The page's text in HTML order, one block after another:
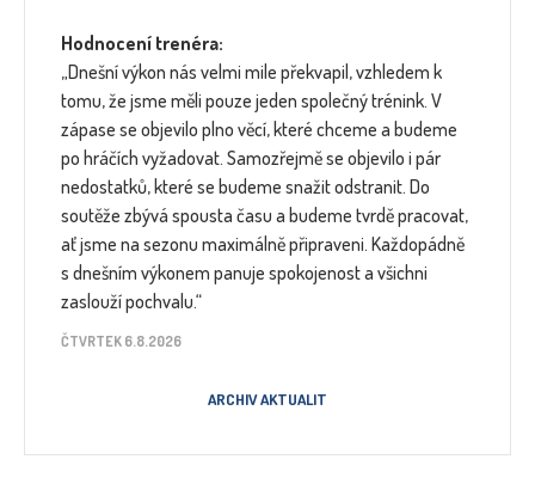
Hodnocení trenéra:
„Dnešní výkon nás velmi mile překvapil, vzhledem k
tomu, že jsme měli pouze jeden společný trénink. V
zápase se objevilo plno věcí, které chceme a budeme
po hráčích vyžadovat. Samozřejmě se objevilo i pár
nedostatků, které se budeme snažit odstranit. Do
soutěže zbývá spousta času a budeme tvrdě pracovat,
ať jsme na sezonu maximálně připraveni. Každopádně
s dnešním výkonem panuje spokojenost a všichni
zaslouží pochvalu.“
ČTVRTEK 6.8.2026
ARCHIV AKTUALIT